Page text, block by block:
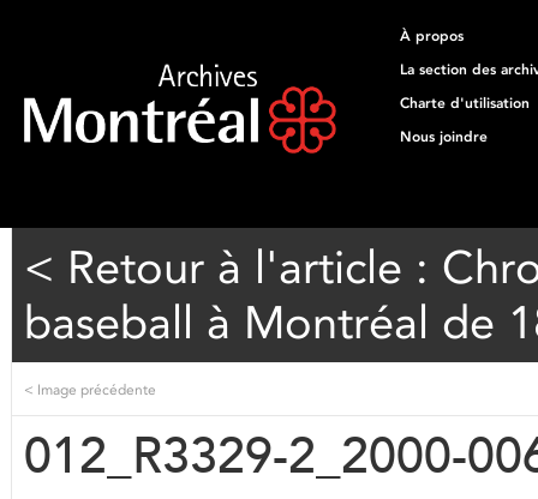
À propos
La section des
Charte d'utilisation
Nous joindre
< Retour à l'article :
baseball à Montréal de
< Image précédente
012_R3329-2_2000-